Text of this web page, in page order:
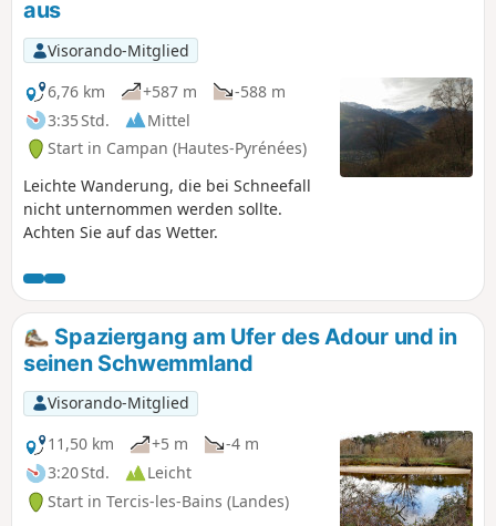
aus
Visorando-Mitglied
6,76 km
+587 m
-588 m
3:35 Std.
Mittel
Start in Campan (Hautes-Pyrénées)
Leichte Wanderung, die bei Schneefall
nicht unternommen werden sollte.
Achten Sie auf das Wetter.
Spaziergang am Ufer des Adour und in
seinen Schwemmland
Visorando-Mitglied
11,50 km
+5 m
-4 m
3:20 Std.
Leicht
Start in Tercis-les-Bains (Landes)